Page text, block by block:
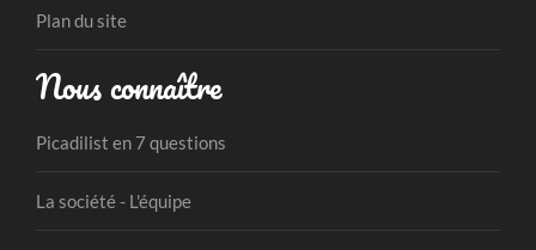
Plan du site
Nous connaître
Picadilist en 7 questions
La société - L'équipe